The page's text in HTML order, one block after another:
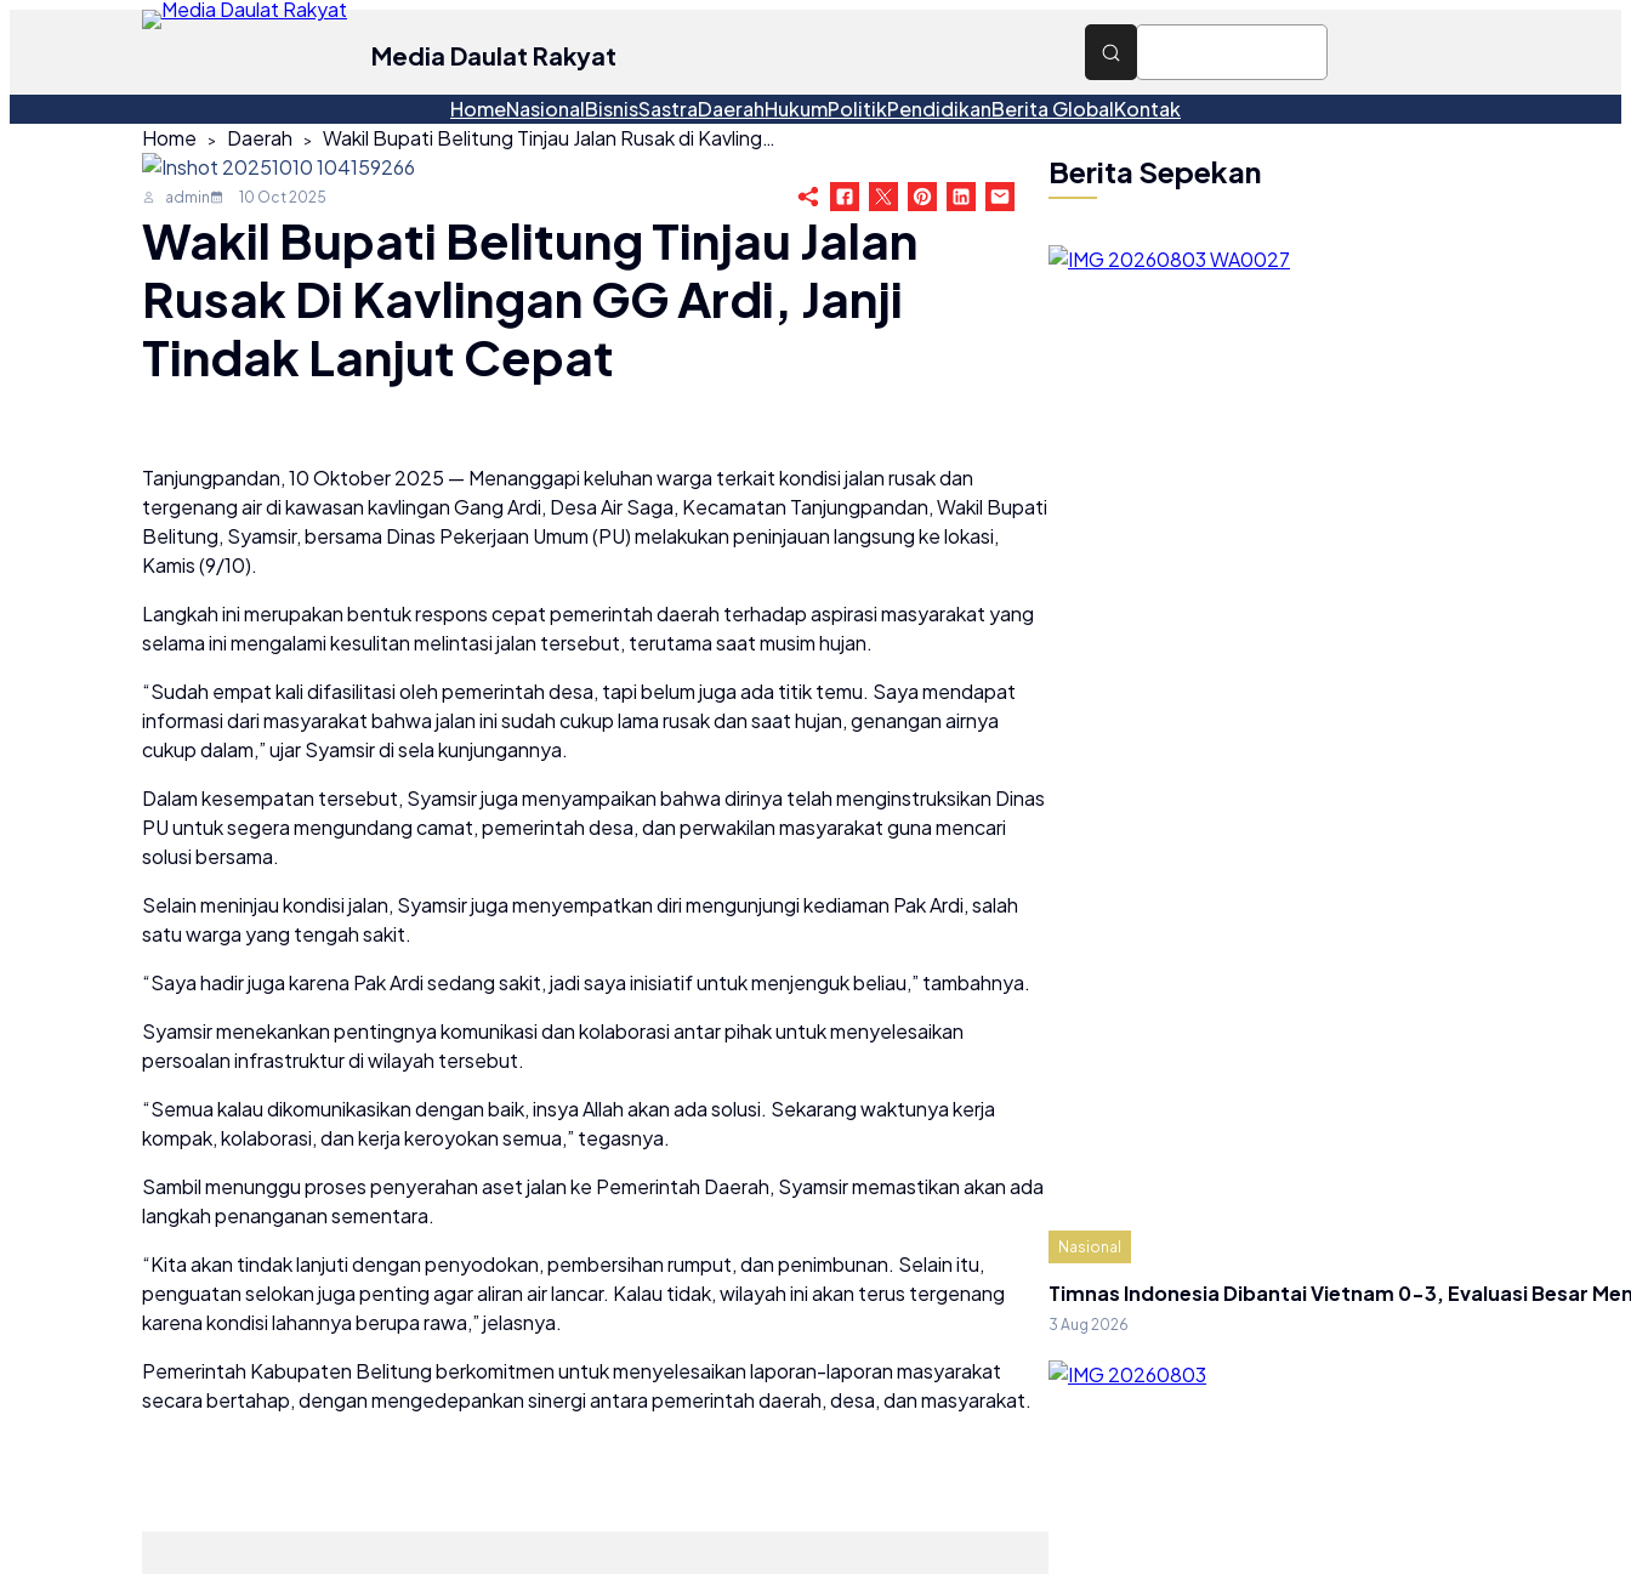
Media Daulat Rakyat
HomeNasionalBisnisSastraDaerahHukumPolitikPendidikanBerita GlobalKontak
Home
Daerah Wakil Bupati Belitung Tinjau Jalan Rusak di Kavlingan GG Ardi, Janji Tindak Lanjut Cepat
admin 10 Oct 2025
Wakil Bupati Belitung Tinjau Jalan
Rusak Di Kavlingan GG Ardi, Janji
Tindak Lanjut Cepat
Tanjungpandan, 10 Oktober 2025 — Menanggapi keluhan warga terkait kondisi jalan rusak dan
tergenang air di kawasan kavlingan Gang Ardi, Desa Air Saga, Kecamatan Tanjungpandan, Wakil Bupati
Belitung, Syamsir, bersama Dinas Pekerjaan Umum (PU) melakukan peninjauan langsung ke lokasi,
Kamis (9/10).
Langkah ini merupakan bentuk respons cepat pemerintah daerah terhadap aspirasi masyarakat yang
selama ini mengalami kesulitan melintasi jalan tersebut, terutama saat musim hujan.
“Sudah empat kali difasilitasi oleh pemerintah desa, tapi belum juga ada titik temu. Saya mendapat
informasi dari masyarakat bahwa jalan ini sudah cukup lama rusak dan saat hujan, genangan airnya
cukup dalam,” ujar Syamsir di sela kunjungannya.
Dalam kesempatan tersebut, Syamsir juga menyampaikan bahwa dirinya telah menginstruksikan Dinas
PU untuk segera mengundang camat, pemerintah desa, dan perwakilan masyarakat guna mencari
solusi bersama.
Selain meninjau kondisi jalan, Syamsir juga menyempatkan diri mengunjungi kediaman Pak Ardi, salah
satu warga yang tengah sakit.
“Saya hadir juga karena Pak Ardi sedang sakit, jadi saya inisiatif untuk menjenguk beliau,” tambahnya.
Syamsir menekankan pentingnya komunikasi dan kolaborasi antar pihak untuk menyelesaikan
persoalan infrastruktur di wilayah tersebut.
“Semua kalau dikomunikasikan dengan baik, insya Allah akan ada solusi. Sekarang waktunya kerja
kompak, kolaborasi, dan kerja keroyokan semua,” tegasnya.
Sambil menunggu proses penyerahan aset jalan ke Pemerintah Daerah, Syamsir memastikan akan ada
langkah penanganan sementara.
“Kita akan tindak lanjuti dengan penyodokan, pembersihan rumput, dan penimbunan. Selain itu,
penguatan selokan juga penting agar aliran air lancar. Kalau tidak, wilayah ini akan terus tergenang
karena kondisi lahannya berupa rawa,” jelasnya.
Pemerintah Kabupaten Belitung berkomitmen untuk menyelesaikan laporan-laporan masyarakat
secara bertahap, dengan mengedepankan sinergi antara pemerintah daerah, desa, dan masyarakat.
Berita Sepekan
Nasional
Timnas Indonesia Dibantai Vietnam 0-3, Evaluasi Besar
3 Aug 2026